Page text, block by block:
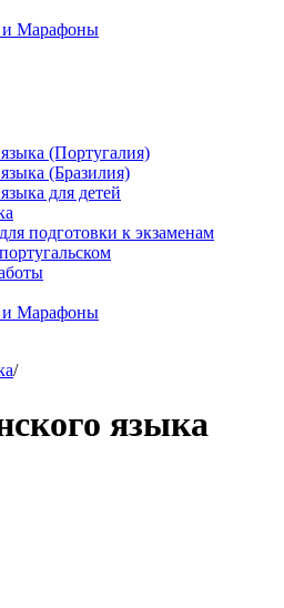
и Марафоны
(Португалия)
(Бразилия)
для детей
подготовки к экзаменам
и Марафоны
/
языка